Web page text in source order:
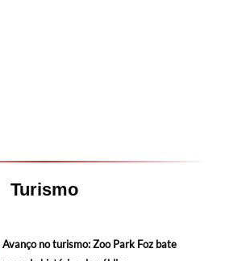
Turismo
Avanço no turismo: Zoo Park Foz bate